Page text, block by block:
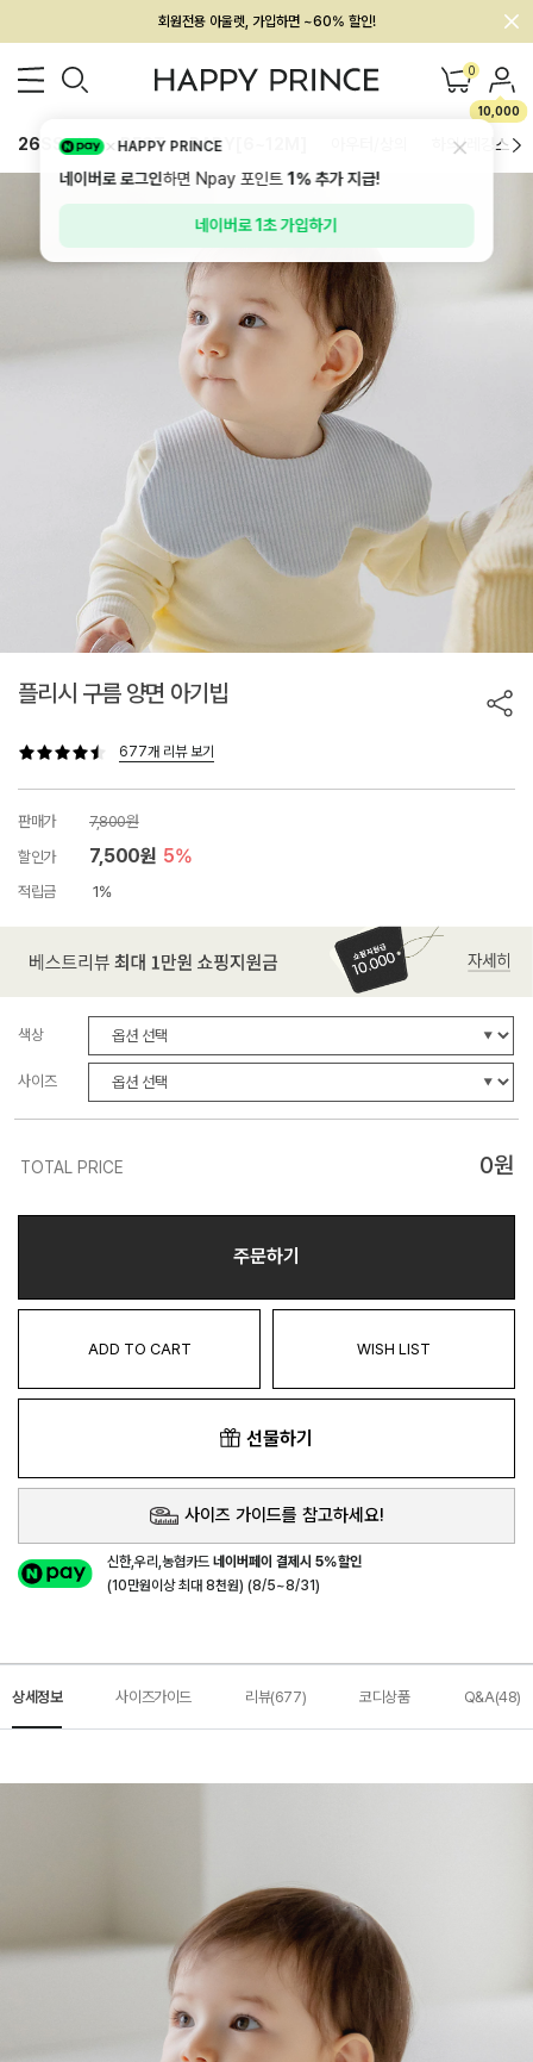
멤버십 최대 28,000원 혜택
0
10,000
26SS 신상 BEST BABY[6~12M] 하의/레깅스
플리시 구름 양면 아기빕
677개 리뷰 보기
판매가
7,800원
할인가
7,500원 5%
적립금 1%
색상
사이즈
TOTAL PRICE 0원
주문하기
ADD TO CART WISH LIST
선물하기
사이즈 가이드를 참고하세요!
신한,우리,농협카드네이버페이 결제시 5%할인
(10만원이상 최대 8천원) (8/5~8/31)
상세정보 사이즈가이드 리뷰(677) 코디상품 Q&A(48)
HAPPY PRINCE
네이버로 로그인하면 Npay 포인트1%추가 지급!
네이버로 1초 가입하기